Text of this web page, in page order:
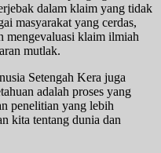
dalam klaim yang tidak
masyarakat yang cerdas,
mengevaluasi klaim ilmiah
mutlak.
Setengah Kera juga
adalah proses yang
penelitian yang lebih
kita tentang dunia dan